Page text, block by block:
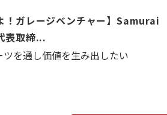
！ガレージベンチャー】Samurai
取締...
ツを通し価値を生み出したい